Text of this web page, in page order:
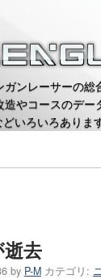
ガンレーサーの総
やコースのデー
いろいろあります
去
by P-M カテゴリ: